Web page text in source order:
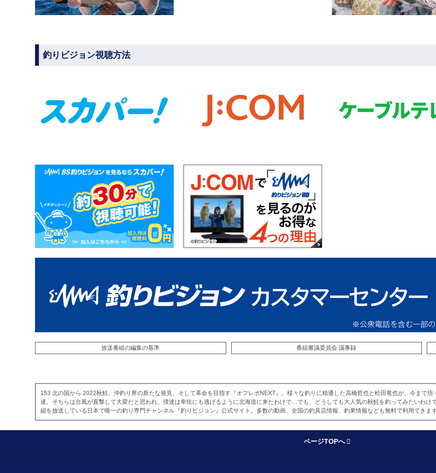
釣りビジョン視聴方法
放送番組の編集の基準 番組審議委員会 議事録
153 北の国から 2022秋鮭。沖釣り界の新たな発見、そして革命を目指す『オフレボNEXT』。様々な釣りに精通した高橋哲也と松田竜也が、今まで
達。そちらは台風が直撃して大変だと思われ、僕達は卑怯にも逃げるように北海道に来たわけで…でも、どうしても大人気の秋鮭を釣ってみたいわ
組を放送している日本で唯一の釣り専門チャンネル『釣りビジョン』公式サイト。多数の動画、全国の釣具店情報、釣果情報なども無料で利用できま
ページTOPへ